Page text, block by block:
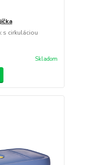
s cirkuláciou
Skladom